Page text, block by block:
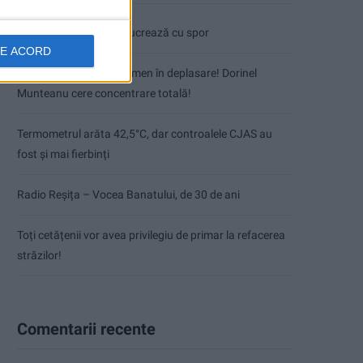
ACORD
Pe toate șantierele se lucrează cu spor
CSM Reșița, primul examen în deplasare! Dorinel
Munteanu cere concentrare totală!
Termometrul arăta 42,5°C, dar controalele CJAS au
fost și mai fierbinți
Radio Reșița – Vocea Banatului, de 30 de ani
Toți cetățenii vor avea privilegiu de primar la refacerea
străzilor!
Comentarii recente